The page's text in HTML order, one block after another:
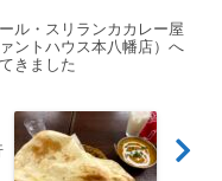
ル・スリランカカレー屋
ントハウス本八幡店）へ
きました